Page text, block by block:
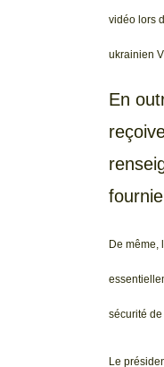
vidéo lors
ukrainien
En
De même,
sécurité
Le